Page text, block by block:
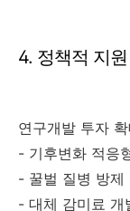
4. 정책적 지
연구개발 투자 확
- 기후변화 적응
- 꿀벌 질병 방제
- 대체 감미료 개